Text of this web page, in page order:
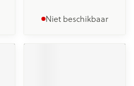
Niet beschikbaar